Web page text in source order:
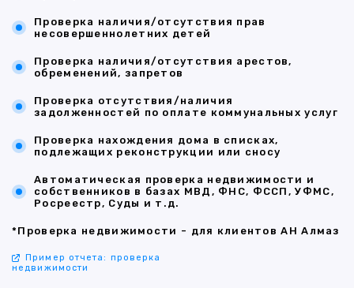
Проверка наличия/отсутствия прав
несовершеннолетних детей
Проверка наличия/отсутствия арестов,
обременений, запретов
Проверка отсутствия/наличия
задолженностей по оплате коммунальных услуг
Проверка нахождения дома в списках,
подлежащих реконструкции или сносу
Автоматическая проверка недвижимости и
собственников в базах МВД, ФНС, ФССП, УФМС,
Росреестр, Суды и т.д.
*Проверка недвижимости - для клиентов АН Алмаз
Пример отчета: проверка
недвижимости